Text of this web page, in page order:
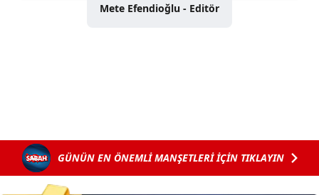
Mete Efendioğlu - Editör
GÜNÜN EN ÖNEMLİ MANŞETLERİ İÇİN TIKLAYIN